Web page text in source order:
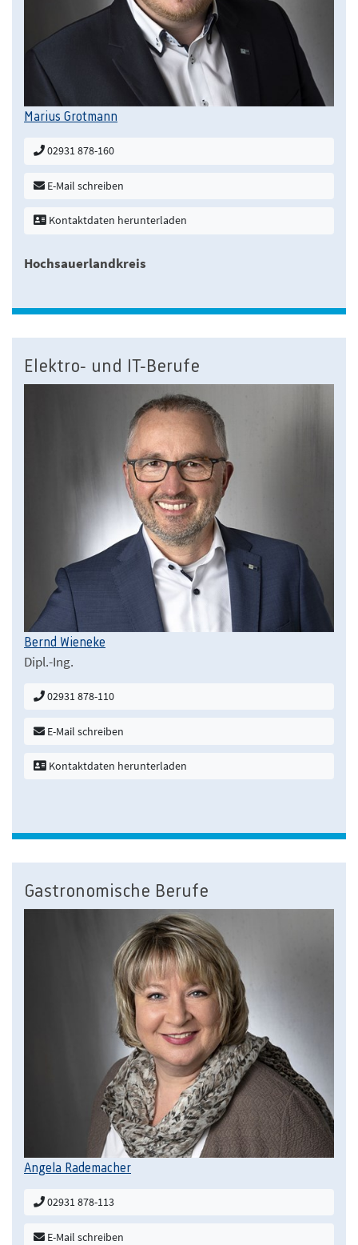
Marius Grotmann
02931 878-160
E-Mail schreiben
Kontaktdaten herunterladen
Hochsauerlandkreis
Elektro- und IT-Berufe
Bernd Wieneke
Dipl.-Ing.
02931 878-110
E-Mail schreiben
Kontaktdaten herunterladen
Gastronomische Berufe
Angela Rademacher
02931 878-113
E-Mail schreiben